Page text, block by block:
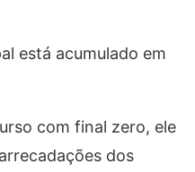
está acumulado em
com final zero, ele
dos